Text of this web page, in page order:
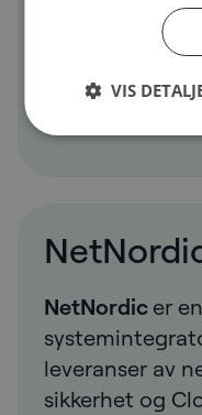
omfatter
distribusjon
energirelaterte
ae.no
NetNordic er
leveranser av
sikkerhet og
VIS